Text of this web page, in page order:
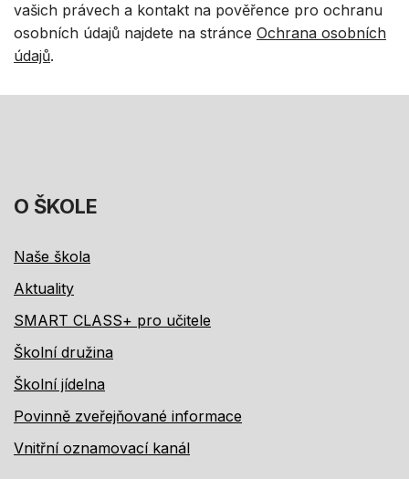
vašich právech a kontakt na pověřence pro ochranu
osobních údajů najdete na stránce Ochrana osobních
údajů.
O ŠKOLE
Naše škola
Aktuality
SMART CLASS+ pro učitele
Školní družina
Školní jídelna
Povinně zveřejňované informace
Vnitřní oznamovací kanál